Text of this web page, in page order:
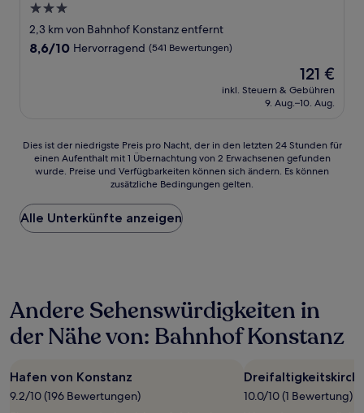
3.0-
Sterne-
Unterkunft
2,3 km von Bahnhof Konstanz entfernt
8.6
8,6/10 Hervorragend (541 Bewertungen)
Der
Preis
beträgt
121 €
inkl. Steuern & Gebühren
9. Aug.–10. Aug.
Dies
der
Preis
pro
Nacht,
24 Stunden
für
einen
1 Übernachtung
von
Dies ist der niedrigste Preis pro Nacht, der in den letzten 24 Stunden für
einen Aufenthalt mit 1 Übernachtung von 2 Erwachsenen gefunden
wurde. Preise und Verfügbarkeiten können sich ändern. Es können
zusätzliche Bedingungen gelten.
Alle Unterkünfte anzeigen
Andere Sehenswürdigkeiten in
der Nähe von: Bahnhof Konstanz
Hafen von Konstanz
9.2/10 (196 Bewertungen)
10.0/10 (1 Bewertung)